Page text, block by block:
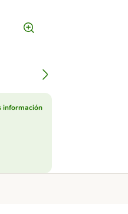
información